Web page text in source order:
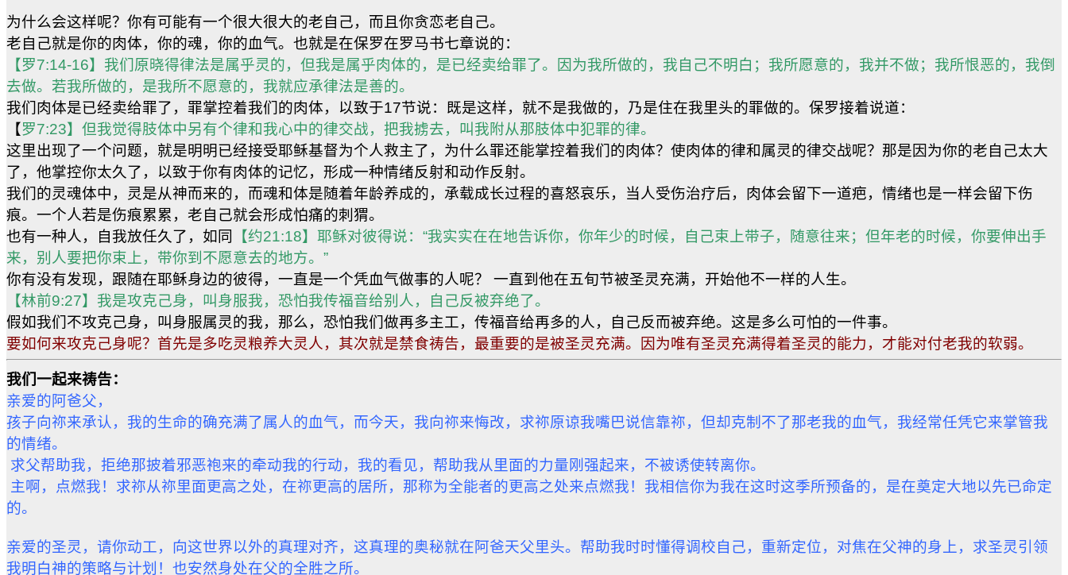
为什么会这样呢？你有可能有一个很大很大的老自己，而且你贪恋老自己。
老自己就是你的肉体，你的魂，你的血气。也就是在保罗在罗马书七章说的：
【罗7:14-16】我们原晓得律法是属乎灵的，但我是属乎肉体的，是已经卖给罪了。因为我所做的，我自己不明白；我所愿意的，我并不做；我所恨恶的，我倒
去做。若我所做的，是我所不愿意的，我就应承律法是善的。
我们肉体是已经卖给罪了，罪掌控着我们的肉体，以致于17节说：既是这样，就不是我做的，乃是住在我里头的罪做的。保罗接着说道：
【罗7:23】但我觉得肢体中另有个律和我心中的律交战，把我掳去，叫我附从那肢体中犯罪的律。
这里出现了一个问题，就是明明已经接受耶稣基督为个人救主了，为什么罪还能掌控着我们的肉体？使肉体的律和属灵的律交战呢？那是因为你的老自己太大
了，他掌控你太久了，以致于你有肉体的记忆，形成一种情绪反射和动作反射。
我们的灵魂体中，灵是从神而来的，而魂和体是随着年龄养成的，承载成长过程的喜怒哀乐，当人受伤治疗后，肉体会留下一道疤，情绪也是一样会留下伤
痕。一个人若是伤痕累累，老自己就会形成怕痛的刺猬。
也有一种人，自我放任久了，如同
【约21:18】耶稣对彼得说：“我实实在在地告诉你，你年少的时候，自己束上带子，随意往来；但年老的时候，你要伸出手
来，别人要把你束上，带你到不愿意去的地方。”
你有没有发现，跟随在耶稣身边的彼得，一直是一个凭血气做事的人呢？ 一直到他在五旬节被圣灵充满，开始他不一样的人生。
【林前9:27】我是攻克己身，叫身服我，恐怕我传福音给别人，自己反被弃绝了。
假如我们不攻克己身，叫身服属灵的我，那么，恐怕我们做再多主工，传福音给再多的人，自己反而被弃绝。这是多么可怕的一件事。
要如何来攻克己身呢？首先是多吃灵粮养大灵人，其次就是禁食祷告，最重要的是被圣灵充满。因为唯有圣灵充满得着圣灵的能力，才能对付老我的软弱。
我们一起来祷告：
亲爱的阿爸父，
孩子向祢来承认，我的生命的确充满了属人的血气，而今天，我向祢来悔改，求祢原谅我嘴巴说信靠祢，但却克制不了那老我的血气，我经常任凭它来掌管我
的情绪。
求父帮助我，拒绝那披着邪恶袍来的牵动我的行动，我的看见，帮助我从里面的力量刚强起来，不被诱使转离你。
主啊，点燃我！求祢从祢里面更高之处，在祢更高的居所，那称为全能者的更高之处来点燃我！我相信你为我在这时这季所预备的，是在奠定大地以先已命定
的。
亲爱的圣灵，请你动工，向这世界以外的真理对齐，这真理的奥秘就在阿爸天父里头。帮助我时时懂得调校自己，重新定位，对焦在父神的身上，求圣灵引领
我明白神的策略与计划！也安然身处在父的全胜之所。